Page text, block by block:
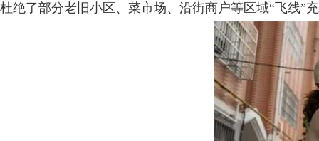
杜绝了部分老旧小区、菜市场、沿街商户等区域“飞线”